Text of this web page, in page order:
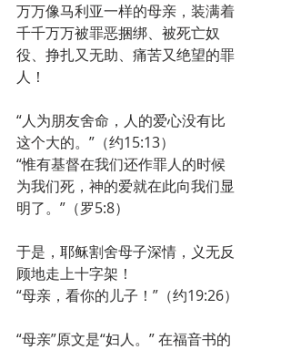
万万像马利亚一样的母亲，装满着
千千万万被罪恶捆绑、被死亡奴
役、挣扎又无助、痛苦又绝望的罪
人！
“人为朋友舍命，人的爱心没有比
这个大的。”（约15:13）
“惟有基督在我们还作罪人的时候
为我们死，神的爱就在此向我们显
明了。”（罗5:8）
于是，耶稣割舍母子深情，义无反
顾地走上十字架！
“母亲，看你的儿子！”（约19:26）
“母亲”原文是“妇人。” 在福音书的